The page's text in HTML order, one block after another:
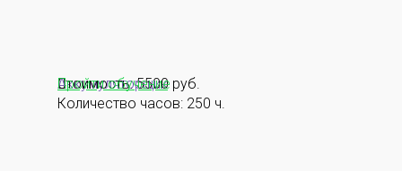
Аккумуляторщик
Стоимость: 5500 руб.
Количество часов: 250 ч.
Пройти обучение